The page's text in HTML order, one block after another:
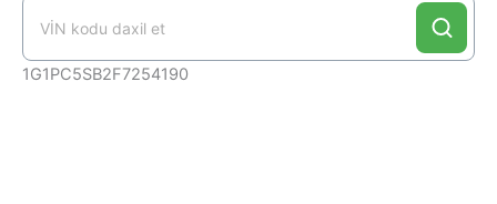
1G1PC5SB2F7254190